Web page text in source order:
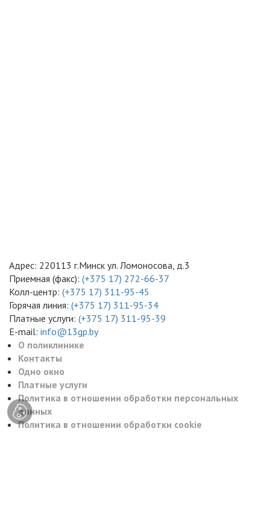
Адрес: 220113 г.Минск ул. Ломоносова, д.3
Приемная (факс): (+375 17) 272-66-37
Колл-центр: (+375 17) 311-95-45
Горячая линия: (+375 17) 311-95-34
Платные услуги: (+375 17) 311-95-39
E-mail: info@13gp.by
О поликлинике
Контакты
Одно окно
Платные услуги
Политика в отношении обработки персональных
данных
Политика в отношении обработки cookie